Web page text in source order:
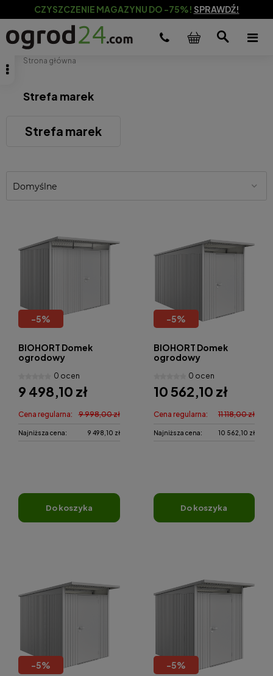
CZYSZCZENIE MAGAZYNU DO -75%! SPRAWDŹ!
Strona główna
Strefa marek
Strefa marek
-5%
BIOHORT Domek
ogrodowy
260x220 cm
0 ocen
9 498,10 zł
Cena regularna: 9 998,00 zł
Najniższa cena: 9 498,10 zł
do koszyka
-5%
BIOHORT Domek
ogrodowy
180x380 cm
0 ocen
10 562,10 zł
Cena regularna: 11 118,00 zł
Najniższa cena: 10 562,10 zł
do koszyka
-5% -5%